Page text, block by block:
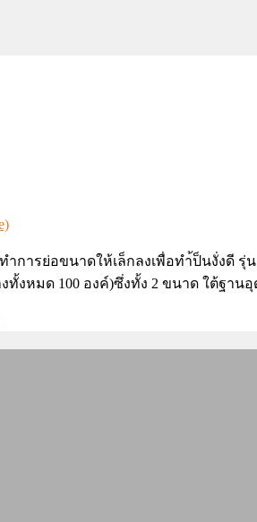
การย่อขนาดให้เล็กลงเพื่อทำ้ป็นงั่งดี รุ่
งหมด 100 องค์)ซึ่งทั้ง 2 ขนาด ใต้ฐาน